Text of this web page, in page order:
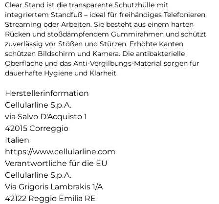
Clear Stand ist die transparente Schutzhülle mit
integriertem Standfuß – ideal für freihändiges Telefonieren,
Streaming oder Arbeiten. Sie besteht aus einem harten
Rücken und stoßdämpfendem Gummirahmen und schützt
zuverlässig vor Stößen und Stürzen. Erhöhte Kanten
schützen Bildschirm und Kamera. Die antibakterielle
Oberfläche und das Anti-Vergilbungs-Material sorgen für
dauerhafte Hygiene und Klarheit.
Herstellerinformation
Cellularline S.p.A.
via Salvo D'Acquisto 1
42015 Correggio
Italien
https://www.cellularline.com
Verantwortliche für die EU
Cellularline S.p.A.
Via Grigoris Lambrakis 1/A
42122 Reggio Emilia RE